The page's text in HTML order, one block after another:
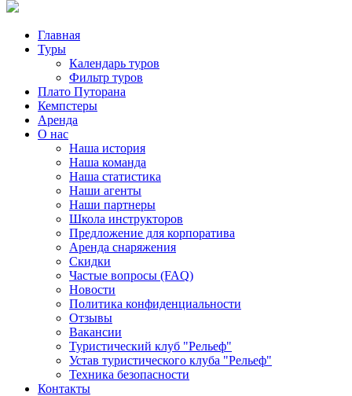
Главная
Туры
Календарь туров
Фильтр туров
Плато Путорана
Кемпстеры
Аренда
О нас
Наша история
Наша команда
Наша статистика
Наши агенты
Наши партнеры
Школа инструкторов
Предложение для корпоратива
Аренда снаряжения
Скидки
Частые вопросы (FAQ)
Новости
Политика конфиденциальности
Отзывы
Вакансии
Туристический клуб "Рельеф"
Устав туристического клуба "Рельеф"
Техника безопасности
Контакты